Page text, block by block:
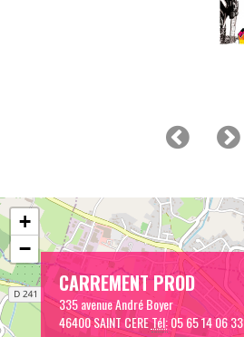
CARREMENT PROD
335 avenue André Boyer
46400 SAINT CERETél:05 65 14 06 33
+
−